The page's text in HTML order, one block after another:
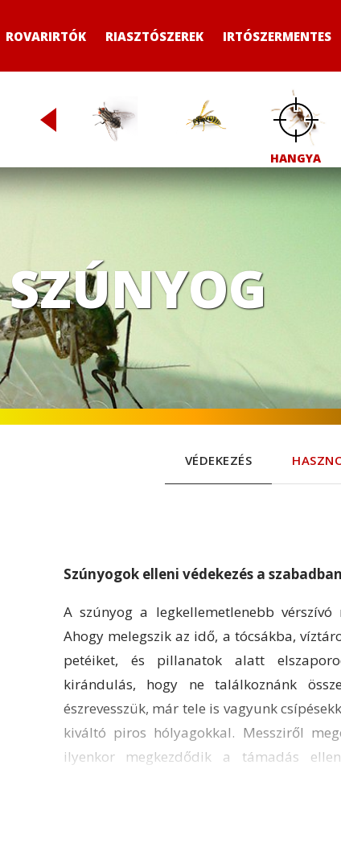
ROVARIRTÓK RIASZTÓSZEREK IRTÓSZERMENTES
CSÓTÁNY
SZÚNYOG
VÉDEKEZÉS
Szúnyogok elleni védekezés a szabadban
A szúnyog a legkellemetlenebb
Ahogy melegszik az idő, a tócsákba,
petéiket, és pillanatok alatt
kirándulás, hogy ne találkoznánk
észrevesszük, már tele is vagyunk
kiváltó piros hólyagokkal. Messziről
ilyenkor megkezdődik a támadás